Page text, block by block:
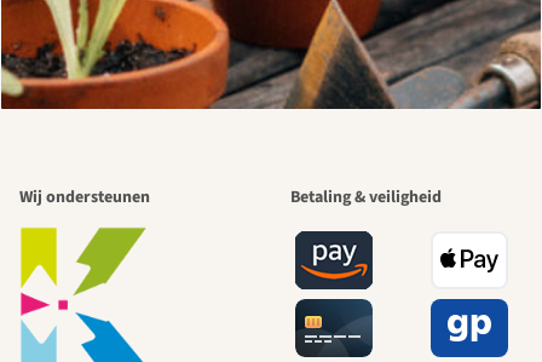
Wij ondersteunen Betaling & veiligheid